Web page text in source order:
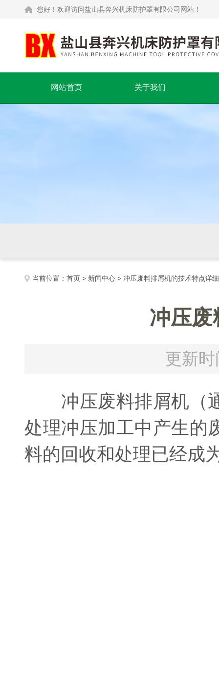
您好！欢迎访问盐山县奔兴机床防护罩有限公司网站！
网站首页 关于我们
当前位置： 首页 > 新闻中心 > 冲压废料排屑机的技术特点详
冲压废
更新
冲压废料排屑机（通
处理冲压加工中产生的
料的回收和处理已经成